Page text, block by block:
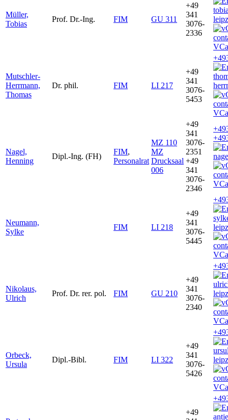
Müller,
Tobias
Prof. Dr.-Ing. FIM GU 311
+49
341
3076-
2336
Mutschler-
Herrmann,
Thomas
Dr. phil. FIM LI 217
+49
341
3076-
5453
Nagel,
Henning
Dipl.-Ing. (FH)
FIM,
Personalrat
MZ 110
MZ
Drucksaal
006
+49
341
3076-
2351
+49
341
3076-
2346
Neumann,
Sylke
FIM LI 218
+49
341
3076-
5445
Nikolaus,
Ulrich
Prof. Dr. rer. pol. FIM GU 210
+49
341
3076-
2340
Orbeck,
Ursula
Dipl.-Bibl. FIM LI 322
+49
341
3076-
5426
+49